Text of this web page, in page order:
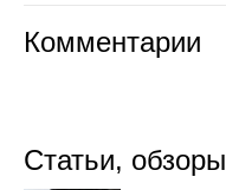
Комментарии
Статьи, обзоры